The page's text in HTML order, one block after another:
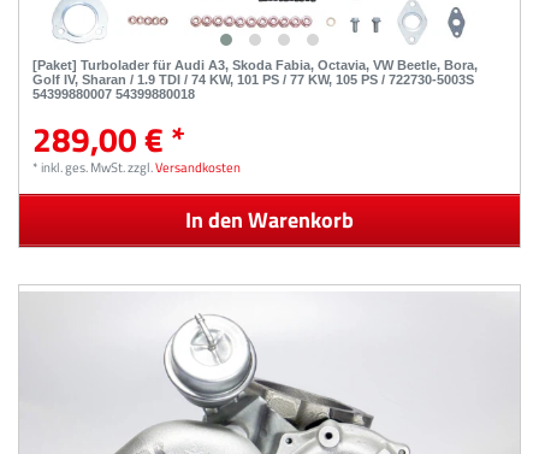
[Paket] Turbolader für Audi A3, Skoda Fabia, Octavia, VW Beetle, Bora,
Golf IV, Sharan / 1.9 TDI / 74 KW, 101 PS / 77 KW, 105 PS / 722730-5003S
54399880007 54399880018
289,00 € *
*inkl. ges. MwSt.zzgl.Versandkosten
In den Warenkorb